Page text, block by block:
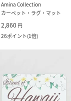
Amina Collection
カーペット・ラグ・マット
2,860 円
26ポイント(1倍)